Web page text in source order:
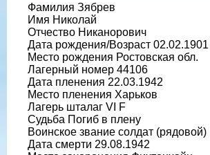
Фамилия Зябрев
Имя Николай
Отчество Никанорович
Дата рождения/Возраст 02.02.1901
Место рождения Ростовская обл.
Лагерный номер 44106
Дата пленения 22.03.1942
Место пленения Харьков
Лагерь шталаг VI F
Судьба Погиб в плену
Воинское звание солдат (рядовой)
Дата смерти 29.08.1942